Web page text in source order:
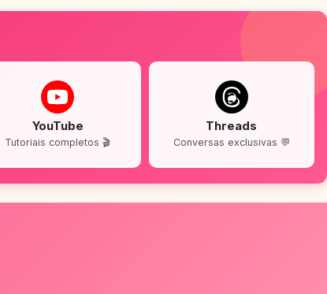
YouTube
Tutoriais completos 🎬
Threads
Conversas exclusivas 💬